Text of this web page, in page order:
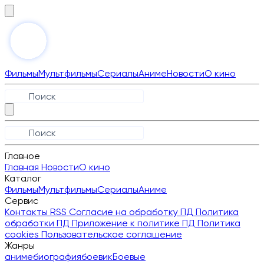
ФильмыМультфильмыСериалыАнимеНовостиО кино
Главное
Главная НовостиО кино
Каталог
ФильмыМультфильмыСериалыАниме
Сервис
Контакты RSS Согласие на обработку ПД Политика
обработки ПД Приложение к политике ПД Политика
cookies Пользовательское соглашение
Жанры
анимебиографиябоевикБоевые